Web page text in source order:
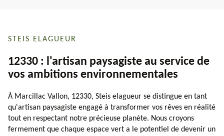
STEIS ELAGUEUR
12330 : l'artisan paysagiste au service de
vos ambitions environnementales
À Marcillac Vallon, 12330, Steis elagueur se distingue en tant
qu'artisan paysagiste engagé à transformer vos rêves en réalité
tout en respectant notre précieuse planète. Nous croyons
fermement que chaque espace vert a le potentiel de devenir un